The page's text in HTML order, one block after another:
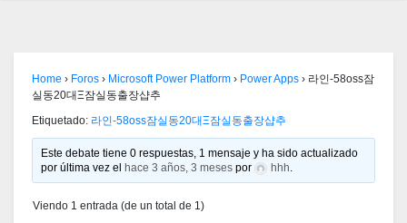
Home › Foros › Microsoft Power Platform › Power Apps › 라인-58oss잠
실동20대Ξ잠실동출장샵추
Etiquetado: 라인-58oss잠실동20대Ξ잠실동출장샵추
Este debate tiene 0 respuestas, 1 mensaje y ha sido actualizado
por última vez el
hace 3 años, 3 meses por hhh.
Viendo 1 entrada (de un total de 1)